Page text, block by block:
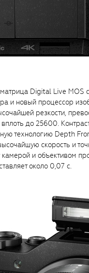
Digital Live MOS
и новый процессор
резкости,
до 25600.
технологию Depth
скорость и
и объективом
около 0,07 с.